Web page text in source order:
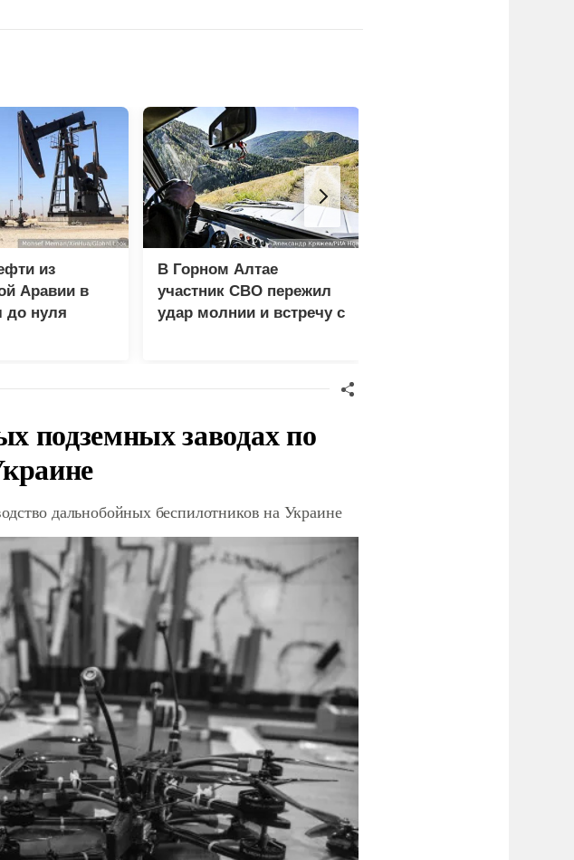
из
Аравии в
нуля
В Горном Алтае
участник СВО пережил
удар молнии и встречу с
заводах по
дальнобойных беспилотников на Украине